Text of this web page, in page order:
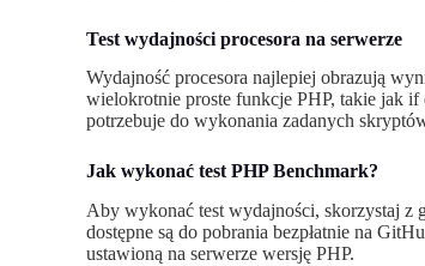
Test wydajności procesora na serwerze
Wydajność procesora najlepiej obrazują
wielokrotnie proste funkcje PHP, takie jak if
potrzebuje do wykonania zadanych
Jak wykonać test PHP Benchmark?
Aby wykonać test wydajności, skorzystaj z
dostępne są do pobrania bezpłatnie na
ustawioną na serwerze wersję PHP.